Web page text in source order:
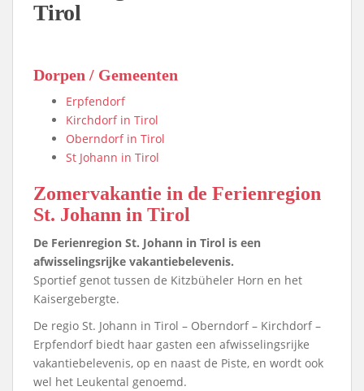
Tirol
Dorpen / Gemeenten
Erpfendorf
Kirchdorf in Tirol
Oberndorf in Tirol
St Johann in Tirol
Zomervakantie in de Ferienregion
St. Johann in Tirol
De Ferienregion St. Johann in Tirol is een
afwisselingsrijke vakantiebelevenis.
Sportief genot tussen de Kitzbüheler Horn en het
Kaisergebergte.
De regio St. Johann in Tirol – Oberndorf – Kirchdorf –
Erpfendorf biedt haar gasten een afwisselingsrijke
vakantiebelevenis, op en naast de Piste, en wordt ook
wel het Leukental genoemd.